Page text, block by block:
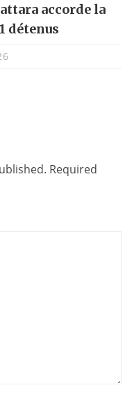
accorde la
détenus
Required